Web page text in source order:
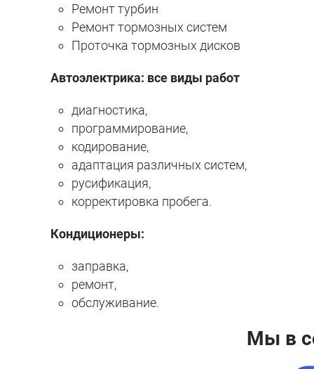
Ремонт турбин
Ремонт тормозных систем
Проточка тормозных дисков
Автоэлектрика: все виды работ
диагностика,
программирование,
кодирование,
адаптация различных систем,
русификация,
корректировка пробега.
Кондиционеры:
заправка,
ремонт,
обслуживание.
Мы в